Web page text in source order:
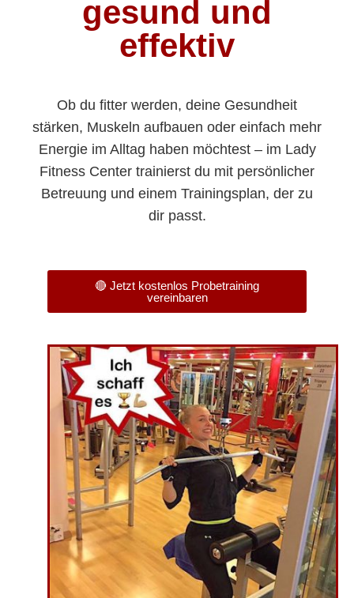
gesund und
effektiv
Ob du fitter werden, deine Gesundheit
stärken, Muskeln aufbauen oder einfach mehr
Energie im Alltag haben möchtest – im Lady
Fitness Center trainierst du mit persönlicher
Betreuung und einem Trainingsplan, der zu
dir passt.
🔴 Jetzt kostenlos Probetraining
vereinbaren